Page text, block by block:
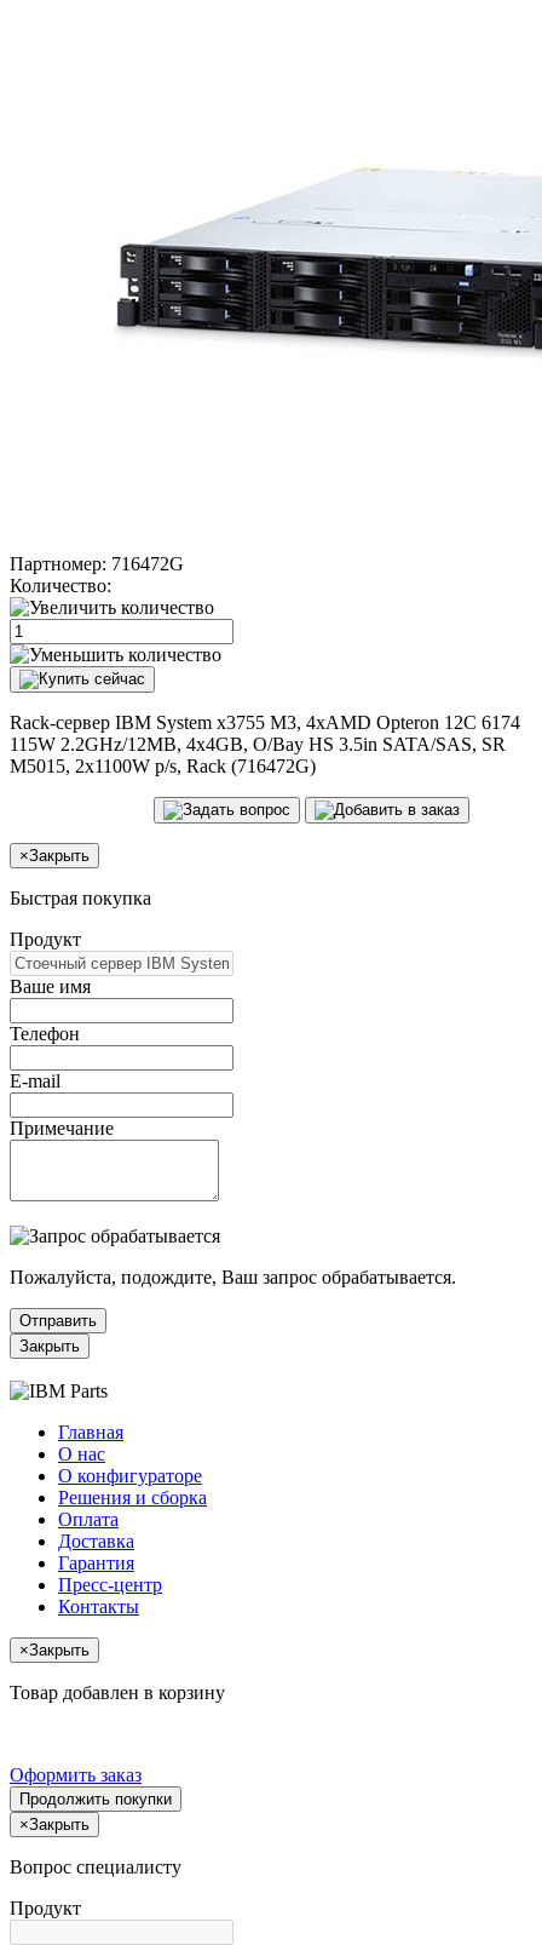
Партномер: 716472G
Количество:
Rack-сервер IBM System x3755 M3, 4xAMD Opteron 12C 6174
115W 2.2GHz/12MB, 4x4GB, O/Bay HS 3.5in SATA/SAS, SR
M5015, 2x1100W p/s, Rack (716472G)
×Закрыть
Быстрая покупка
Продукт
Ваше имя
Телефон
E-mail
Примечание
Пожалуйста, подождите, Ваш запрос обрабатывается.
Отправить
Закрыть
Главная
О нас
О конфигураторе
Решения и сборка
Оплата
Доставка
Гарантия
Пресс-центр
Контакты
×Закрыть
Товар добавлен в корзину
Оформить заказ
Продолжить покупки
×Закрыть
Вопрос специалисту
Продукт